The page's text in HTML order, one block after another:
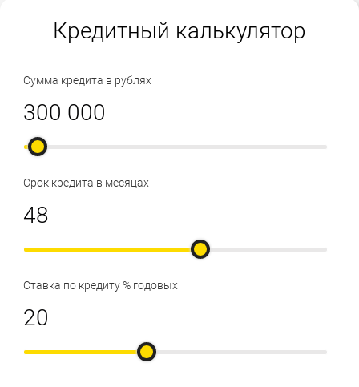
Кредитный калькулятор
Сумма кредита в рублях
Срок кредита в месяцах
Ставка по кредиту % годовых